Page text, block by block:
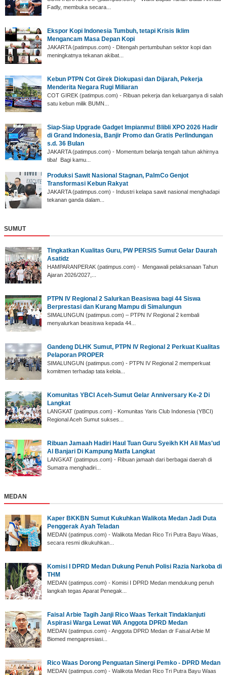
Fadly, membuka secara...
Ekspor Kopi Indonesia Tumbuh, tetapi Krisis Iklim
Mengancam Masa Depan Kopi
JAKARTA (patimpus.com) - Ditengah pertumbuhan sektor kopi dan
meningkatnya tekanan akibat...
Kebun PTPN Cot Girek Diokupasi dan Dijarah, Pekerja
Menderita Negara Rugi Miliaran
COT GIREK (patimpus.com) - Ribuan pekerja dan keluarganya di salah
satu kebun milik BUMN...
Siap-Siap Upgrade Gadget Impianmu! Blibli XPO 2026 Hadir
di Grand Indonesia, Banjir Promo dan Gratis Perlindungan
s.d. 36 Bulan
JAKARTA (patimpus.com) - Momentum belanja tengah tahun akhirnya
tiba! Bagi kamu...
Produksi Sawit Nasional Stagnan, PalmCo Genjot
Transformasi Kebun Rakyat
JAKARTA (patimpus.com) - Industri kelapa sawit nasional menghadapi
tekanan ganda dalam...
SUMUT
‎Tingkatkan Kualitas Guru, PW PERSIS Sumut Gelar Daurah
Asatidz
‎HAMPARANPERAK (patimpus.com) - Mengawali pelaksanaan Tahun
Ajaran 2026/2027,...
PTPN IV Regional 2 Salurkan Beasiswa bagi 44 Siswa
Berprestasi dan Kurang Mampu di Simalungun
SIMALUNGUN (patimpus.com) – PTPN IV Regional 2 kembali
menyalurkan beasiswa kepada 44...
Gandeng DLHK Sumut, PTPN IV Regional 2 Perkuat Kualitas
Pelaporan PROPER
SIMALUNGUN (patimpus.com) - PTPN IV Regional 2 memperkuat
komitmen terhadap tata kelola...
‎Komunitas YBCI Aceh-Sumut Gelar Anniversary Ke-2 Di
Langkat
LANGKAT (patimpus.com) - Komunitas Yaris Club Indonesia (YBCI)
Regional Aceh Sumut sukses...
‎Ribuan Jamaah Hadiri Haul Tuan Guru Syeikh KH Ali Mas'ud
Al Banjari Di Kampung Matfa Langkat
‎LANGKAT (patimpus.com) - Ribuan jamaah dari berbagai daerah di
Sumatra menghadiri...
MEDAN
Kaper BKKBN Sumut Kukuhkan Walikota Medan Jadi Duta
Penggerak Ayah Teladan
MEDAN (patimpus.com) - Walikota Medan Rico Tri Putra Bayu Waas,
secara resmi dikukuhkan...
Komisi I DPRD Medan Dukung Penuh Polisi Razia Narkoba di
THM
MEDAN (patimpus.com) - Komisi I DPRD Medan mendukung penuh
langkah tegas Aparat Penegak...
Faisal Arbie Tagih Janji Rico Waas Terkait Tindaklanjuti
Aspirasi Warga Lewat WA Anggota DPRD Medan
MEDAN (patimpus.com) - Anggota DPRD Medan dr Faisal Arbie M
Biomed mengapresiasi...
Rico Waas Dorong Penguatan Sinergi Pemko - DPRD Medan
MEDAN (patimpus.com) - Walikota Medan Rico Tri Putra Bayu Waas